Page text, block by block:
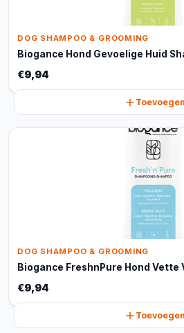
DOG SHAMPOO & GROOMING
Biogance Hond Gevoelige Huid
€9,94
Toevoegen
DOG SHAMPOO & GROOMING
Biogance FreshnPure Hond Vette
€9,94
Toevoegen